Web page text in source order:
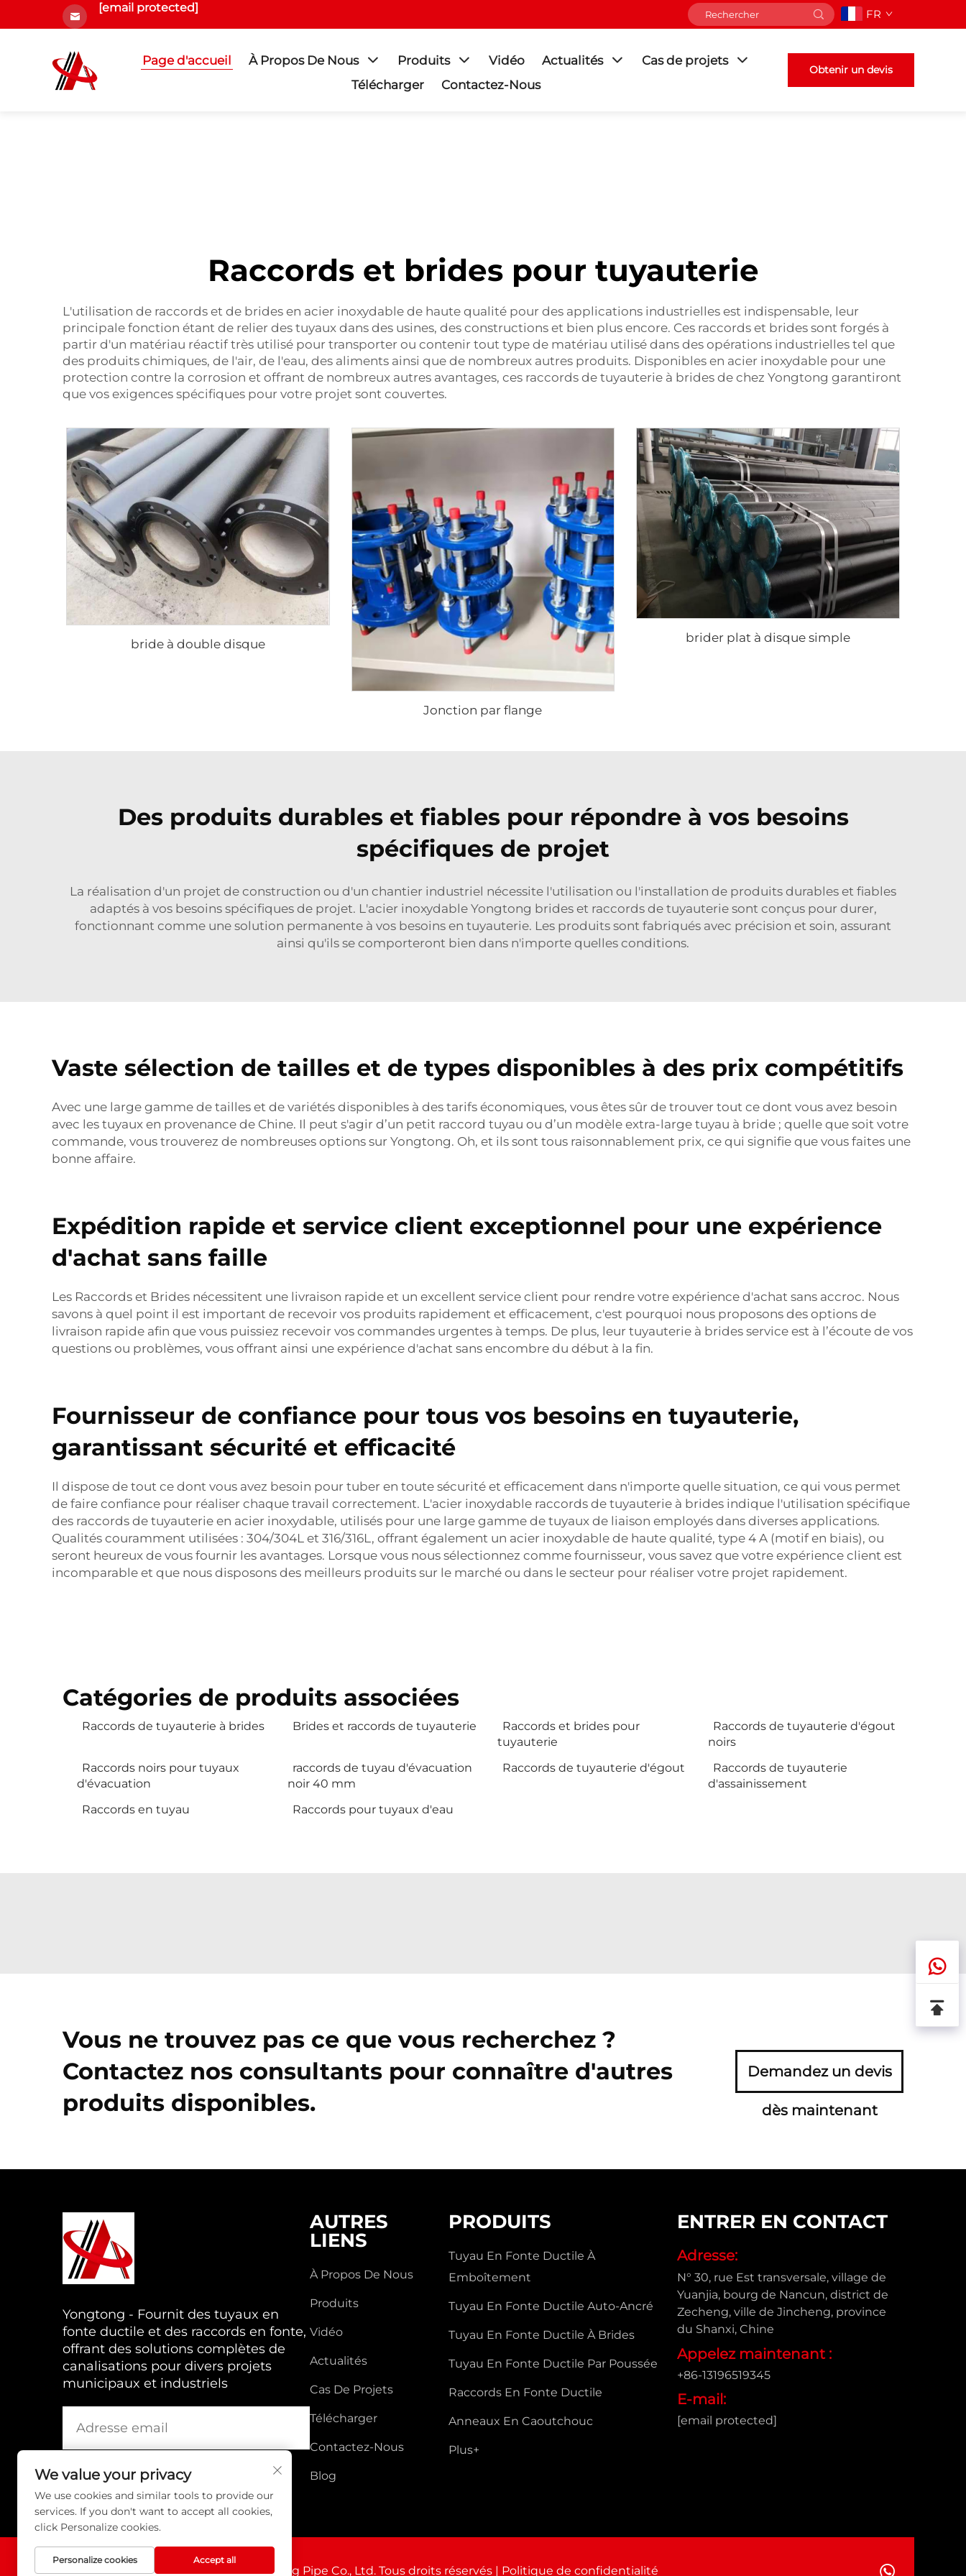
[email protected] FR
Page d'accueil À Propos De Nous Produits Vidéo Actualités
Cas de projets
Télécharger
Contactez-Nous
Obtenir un devis
Raccords et brides pour tuyauterie
L'utilisation de raccords et de brides en acier inoxydable de haute qualité pour des applications industrielles est indispensable, leur
principale fonction étant de relier des tuyaux dans des usines, des constructions et bien plus encore. Ces raccords et brides sont forgés à
partir d'un matériau réactif très utilisé pour transporter ou contenir tout type de matériau utilisé dans des opérations industrielles tel que
des produits chimiques, de l'air, de l'eau, des aliments ainsi que de nombreux autres produits. Disponibles en acier inoxydable pour une
protection contre la corrosion et offrant de nombreux autres avantages, ces raccords de tuyauterie à brides de chez Yongtong garantiront
que vos exigences spécifiques pour votre projet sont couvertes.
bride à double disque
Jonction par flange
brider plat à disque simple
Des produits durables et fiables pour répondre à vos besoins
spécifiques de projet
La réalisation d'un projet de construction ou d'un chantier industriel nécessite l'utilisation ou l'installation de produits durables et fiables
adaptés à vos besoins spécifiques de projet. L'acier inoxydable Yongtong brides et raccords de tuyauterie sont conçus pour durer,
fonctionnant comme une solution permanente à vos besoins en tuyauterie. Les produits sont fabriqués avec précision et soin, assurant
ainsi qu'ils se comporteront bien dans n'importe quelles conditions.
Vaste sélection de tailles et de types disponibles à des prix compétitifs
Avec une large gamme de tailles et de variétés disponibles à des tarifs économiques, vous êtes sûr de trouver tout ce dont vous avez besoin
avec les tuyaux en provenance de Chine. Il peut s'agir d’un petit raccord tuyau ou d’un modèle extra-large tuyau à bride ; quelle que soit votre
commande, vous trouverez de nombreuses options sur Yongtong. Oh, et ils sont tous raisonnablement prix, ce qui signifie que vous faites une
bonne affaire.
Expédition rapide et service client exceptionnel pour une expérience
d'achat sans faille
Les Raccords et Brides nécessitent une livraison rapide et un excellent service client pour rendre votre expérience d'achat sans accroc. Nous
savons à quel point il est important de recevoir vos produits rapidement et efficacement, c'est pourquoi nous proposons des options de
livraison rapide afin que vous puissiez recevoir vos commandes urgentes à temps. De plus, leur tuyauterie à brides service est à l’écoute de vos
questions ou problèmes, vous offrant ainsi une expérience d'achat sans encombre du début à la fin.
Fournisseur de confiance pour tous vos besoins en tuyauterie,
garantissant sécurité et efficacité
Il dispose de tout ce dont vous avez besoin pour tuber en toute sécurité et efficacement dans n'importe quelle situation, ce qui vous permet
de faire confiance pour réaliser chaque travail correctement. L'acier inoxydable raccords de tuyauterie à brides indique l'utilisation spécifique
des raccords de tuyauterie en acier inoxydable, utilisés pour une large gamme de tuyaux de liaison employés dans diverses applications.
Qualités couramment utilisées : 304/304L et 316/316L, offrant également un acier inoxydable de haute qualité, type 4 A (motif en biais), ou
seront heureux de vous fournir les avantages. Lorsque vous nous sélectionnez comme fournisseur, vous savez que votre expérience client est
incomparable et que nous disposons des meilleurs produits sur le marché ou dans le secteur pour réaliser votre projet rapidement.
Catégories de produits associées
Raccords de tuyauterie à brides Brides et raccords de tuyauterie
Raccords et brides pour
tuyauterie
Raccords de tuyauterie d'égout
noirs
Raccords noirs pour tuyaux
d'évacuation
raccords de tuyau d'évacuation
noir 40 mm
Raccords de tuyauterie d'égout
Raccords de tuyauterie
d'assainissement
Raccords en tuyau
Raccords pour tuyaux d'eau
Vous ne trouvez pas ce que vous recherchez ?
Contactez nos consultants pour connaître d'autres
produits disponibles.
Demandez un devis
dès maintenant
Yongtong - Fournit des tuyaux en
fonte ductile et des raccords en fonte,
offrant des solutions complètes de
canalisations pour divers projets
municipaux et industriels
AUTRES
LIENS
À Propos De Nous
Produits
Vidéo
Actualités
Cas De Projets
Télécharger
Contactez-Nous
Blog
PRODUITS
Tuyau En Fonte Ductile À
Emboîtement
Tuyau En Fonte Ductile Auto-Ancré
Tuyau En Fonte Ductile À Brides
Tuyau En Fonte Ductile Par Poussée
Raccords En Fonte Ductile
Anneaux En Caoutchouc
Plus+
ENTRER EN CONTACT
Adresse:
N° 30, rue Est transversale, village de
Yuanjia, bourg de Nancun, district de
Zecheng, ville de Jincheng, province
du Shanxi, Chine
Appelez maintenant :
+86-13196519345
E-mail:
[email protected]
Droits d'auteur © Shanxi Yongtong Casting Pipe Co., Ltd. Tous droits réservés | Politique de confidentialité
We value your privacy
We use cookies and similar tools to provide our
services. If you don't want to accept all cookies,
click Personalize cookies.
Personalize cookies Accept all